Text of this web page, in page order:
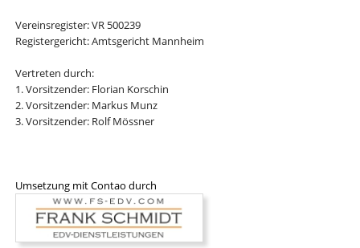
Vereinsregister: VR 500239
Registergericht: Amtsgericht Mannheim
Vertreten durch:
1. Vorsitzender: Florian Korschin
2. Vorsitzender: Markus Munz
3. Vorsitzender: Rolf Mössner
Umsetzung mit Contao durch